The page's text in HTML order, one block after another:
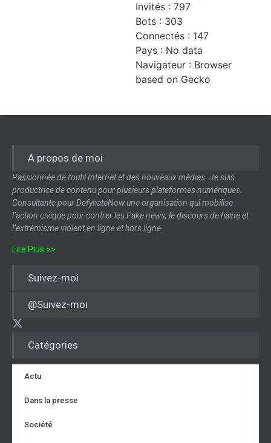
Invités : 797
Bots : 303
Connectés : 147
Pays : No data
Navigateur : Browser
based on Gecko
Catégories
Actu
Dans la presse
Société
A propos de moi
Passionnée de l’outil Internet et des nouveaux médias. Je suis
productrice de contenu pour plusieurs plateformes numériques.
Consultante pour DefyhateNow une organisation qui mobilise
l’action civique pour contrer les Fake news, le discours de haine et
l’extrémisme violent en ligne et hors ligne.
Lire Plus >>
Suivez-moi
@Suivez-moi